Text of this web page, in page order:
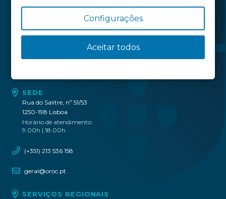
Política de Cookies
SEDE
Rua do Salitre, nº 51/53
1250-198 Lisboa
Horário de atendimento:
9.00h | 18.00h
(+351) 213 536 158
geral@oroc.pt
SERVIÇOS REGIONAIS
Configurações
Aceitar todos